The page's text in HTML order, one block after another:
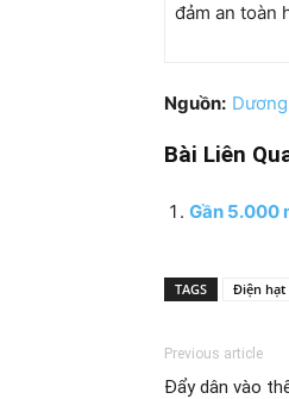
đảm an toàn
Nguồn:
Bài Liên
Gần 5.000
TAGS Điện hạt
Previous article
Đẩy dân vào